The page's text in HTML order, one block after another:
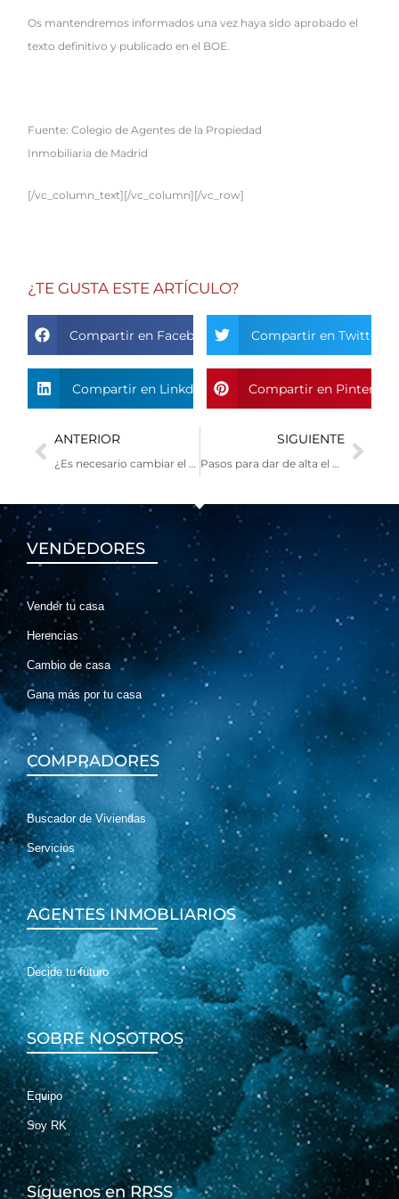
Os mantendremos informados una vez haya sido aprobado el
texto definitivo y publicado en el BOE.
Fuente: Colegio de Agentes de la Propiedad
Inmobiliaria de Madrid
[/vc_column_text][/vc_column][/vc_row]
¿TE GUSTA ESTE ARTÍCULO?
Compartir en Facebook Compartir en Twitter
Compartir en Linkdin Compartir en Pinterest
Ant
ANTERIOR
¿Es necesario cambiar el titular de la luz tras comprar o alquilar una vivienda?
SIGUIENTE
Pasos para dar de alta el gas natural en tu nuevo hogar
VENDEDORES
Vender tu casa
Herencias
Cambio de casa
Gana más por tu casa
COMPRADORES
Buscador de Viviendas
Servicios
AGENTES INMOBLIARIOS
Decide tu futuro
SOBRE NOSOTROS
Equipo
Soy RK
Síguenos en RRSS